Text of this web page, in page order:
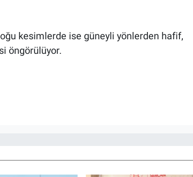
kesimlerde ise güneyli yönlerden hafif,
öngörülüyor.